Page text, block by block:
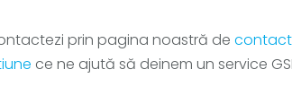
prin pagina noastră de contact
ce ne ajută să deinem un service